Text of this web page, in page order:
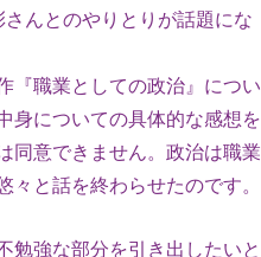
んとのやりとりが話題にな
『職業としての政治』につい
身についての具体的な感想を
同意できません。政治は職業
と話を終わらせたのです。
勉強な部分を引き出したいと